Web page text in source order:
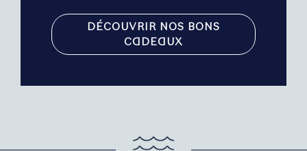
DÉCOUVRIR NOS BONS
CADEAUX